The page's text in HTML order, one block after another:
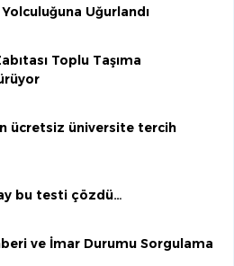
Uğurlandı
Toplu Taşıma
ücretsiz üniversite tercih
bu testi çözdü…
ve İmar Durumu Sorgulama